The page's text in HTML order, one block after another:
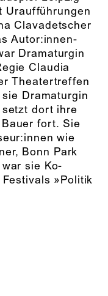
Uraufführungen
Clavadetscher
Autor:innen-
Dramaturgin
Claudia
Theatertreffen
Dramaturgin
dort ihre
fort. Sie
wie
Bonn Park
sie Ko-
»Politik